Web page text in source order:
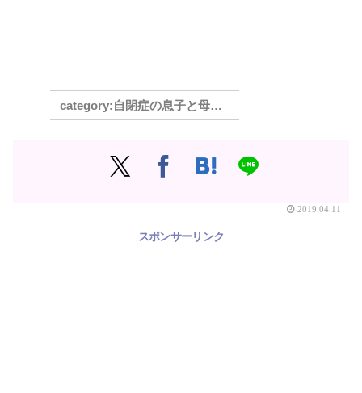
自閉症の息子と母の奮闘記 中学校編
2019.04.11
スポンサーリンク